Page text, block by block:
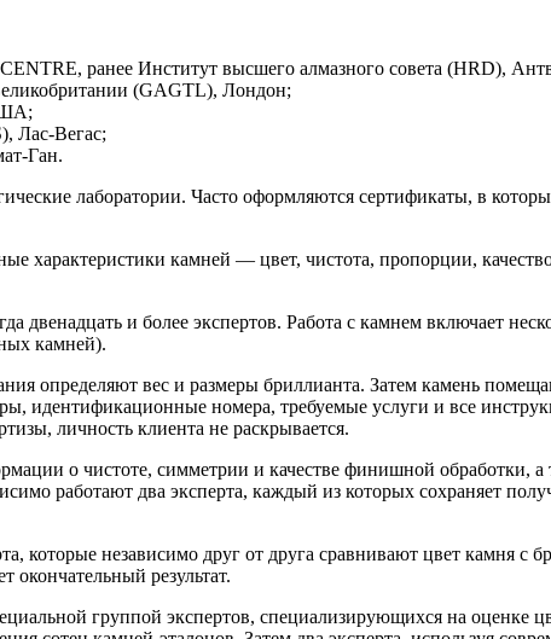
ранее Институт высшего алмазного совета (HRD),
(GAGTL), Лондон;
Лас-Вегас;
Ган.
лаборатории. Часто оформляются сертификаты, в
характеристики камней — цвет, чистота, пропорции,
и более экспертов. Работа с камнем включает
камней).
определяют вес и размеры бриллианта. Затем камень
идентификационные номера, требуемые услуги и все
личность клиента не раскрывается.
о чистоте, симметрии и качестве финишной обработки,
работают два эксперта, каждый из которых сохраняет
которые независимо друг от друга сравнивают цвет камня с
окончательный результат.
группой экспертов, специализирующихся на оценке